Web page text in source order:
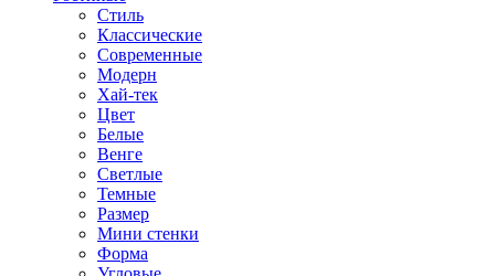
Стиль
Классические
Современные
Модерн
Хай-тек
Цвет
Белые
Венге
Светлые
Темные
Размер
Мини стенки
Форма